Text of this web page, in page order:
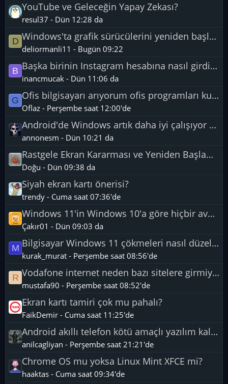
YouTube ve Geleceğin Yapay Zekası?
resul37 - Dün 12:28 da
D Windows'ta grafik sürücülerini yeniden başlatmak için tuş kombinasyonu?
deliormanli11 - Bugün 09:22
B Başka birinin Instagram hesabına nasıl girdim?
inancmucak - Dün 11:06 da
G Ofis bilgisayarı arıyorum ofis programları kullanma amaçlı?
Oflaz - Perşembe saat 12:00'de
Android'de Windows artık daha iyi çalışıyor mu?
annonesm - Dün 10:21 da
Rastgele Ekran Kararması ve Yeniden Başlama Sorunu?
Doğu - Dün 09:38 da
Siyah ekran kartı önerisi?
trendy - Cuma saat 07:36'de
Windows 11'in Windows 10'a göre hiçbir avantajı yok mu?
Çakır01 - Dün 09:03 da
M Bilgisayar Windows 11 çökmeleri nasıl düzeltilir?
kurak_murat - Perşembe saat 08:56'de
R Vodafone internet neden bazı sitelere girmiyor?
mustafa90 - Perşembe saat 08:52'de
Ekran kartı tamiri çok mu pahalı?
FaikDemir - Cuma saat 11:25'de
Android akıllı telefon kötü amaçlı yazılım kaldırma?
anilcagliyan - Perşembe saat 21:21'de
Chrome OS mu yoksa Linux Mint XFCE mi?
haaktas - Cuma saat 09:34'de